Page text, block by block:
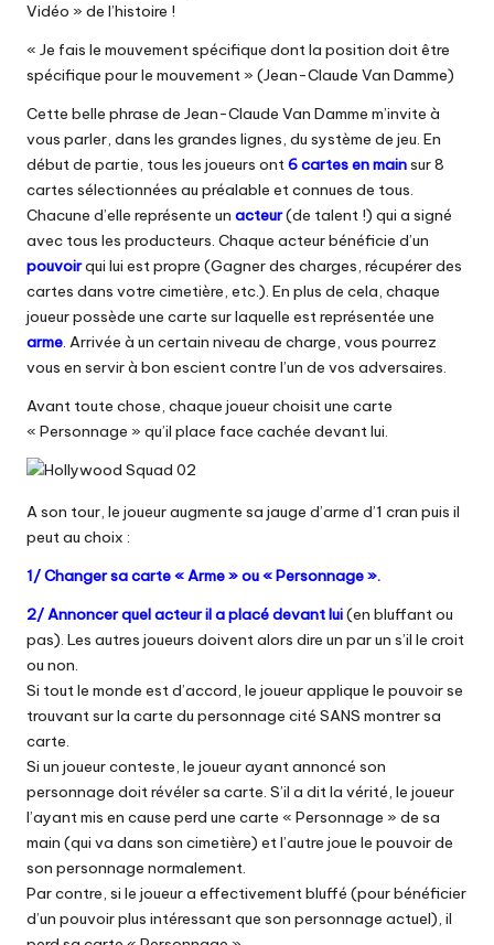
Vidéo » de l’histoire !
« Je fais le mouvement spécifique dont la position doit être
spécifique pour le mouvement » (Jean-Claude Van Damme)
Cette belle phrase de Jean-Claude Van Damme m’invite à
vous parler, dans les grandes lignes, du système de jeu. En
début de partie, tous les joueurs ont6 cartes en mainsur 8
cartes sélectionnées au préalable et connues de tous.
Chacune d’elle représente un acteur(de talent !) qui a signé
avec tous les producteurs. Chaque acteur bénéficie d’un
pouvoirqui lui est propre (Gagner des charges, récupérer des
cartes dans votre cimetière, etc.). En plus de cela, chaque
joueur possède une carte sur laquelle est représentée une
arme. Arrivée à un certain niveau de charge, vous pourrez
vous en servir à bon escient contre l’un de vos adversaires.
Avant toute chose, chaque joueur choisit une carte
« Personnage » qu’il place face cachée devant lui.
A son tour, le joueur augmente sa jauge d’arme d’1 cran puis il
peut au choix :
1/ Changer sa carte « Arme » ou « Personnage ».
2/ Annoncer quel acteur il a placé devant lui(en bluffant ou
pas). Les autres joueurs doivent alors dire un par un s’il le croit
ou non.
Si tout le monde est d’accord, le joueur applique le pouvoir se
trouvant sur la carte du personnage cité SANS montrer sa
carte.
Si un joueur conteste, le joueur ayant annoncé son
personnage doit révéler sa carte. S’il a dit la vérité, le joueur
l’ayant mis en cause perd une carte « Personnage » de sa
main (qui va dans son cimetière) et l’autre joue le pouvoir de
son personnage normalement.
Par contre, si le joueur a effectivement bluffé (pour bénéficier
d’un pouvoir plus intéressant que son personnage actuel), il